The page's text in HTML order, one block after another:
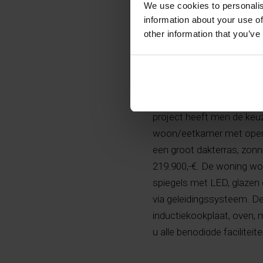
We use cookies to
information about your use
other information that
Dit succesvol, moderne
Horadada, op zes
project heeft men de
woon/eetkamer met
een groot dakterras,
219.900,-€. De woning
spiegels met LED,
via geleidingssysteem.
inductiekookplaat, oven,
u alle benodigde
gastronomie.